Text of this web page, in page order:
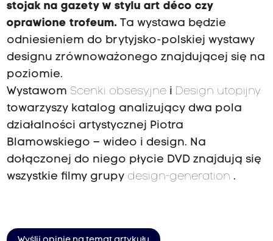
stojak na gazety w stylu art déco czy
oprawione trofeum.Ta wystawa będzie
odniesieniem do brytyjsko-polskiej wystawy
designu zrównoważonego znajdującej się na
poziomie.
Wystawom Scenki obsesyjnei Design utopijny
towarzyszy katalog analizujący dwa pola
działalności artystycznej Piotra
Blamowskiego – wideo i design. Na
dołączonej do niego płycie DVD znajdują się
wszystkie filmy grupy design-generation .